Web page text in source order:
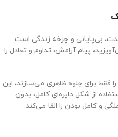
بی‌پایانی و چرخه زندگی است.
پیام آرامش، تداوم و تعادل را
فقط برای جلوه ظاهری می‌سازند، این
از شکل دایره‌ای کامل، بدون
و کامل بودن را القا می‌کند.